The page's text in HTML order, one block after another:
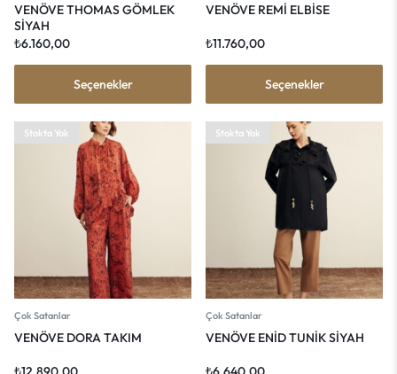
VENÖVE THOMAS GÖMLEK
SİYAH
₺6.160,00
Seçenekler
VENÖVE REMİ ELBİSE
₺11.760,00
Seçenekler
Stokta Yok
Çok Satanlar
VENÖVE DORA TAKIM
Stokta Yok
Çok Satanlar
VENÖVE ENİD TUNİK SİYAH